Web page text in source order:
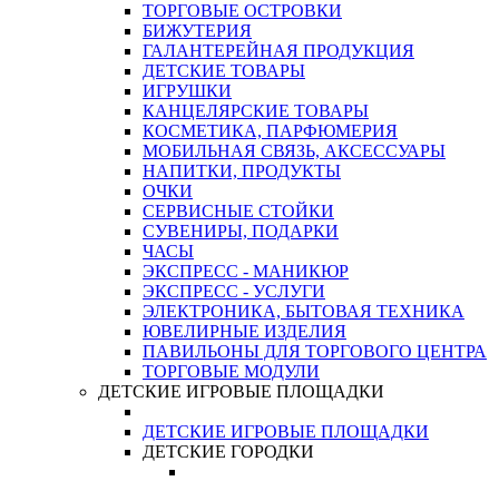
ТОРГОВЫЕ ОСТРОВКИ
БИЖУТЕРИЯ
ГАЛАНТЕРЕЙНАЯ ПРОДУКЦИЯ
ДЕТСКИЕ ТОВАРЫ
ИГРУШКИ
КАНЦЕЛЯРСКИЕ ТОВАРЫ
КОСМЕТИКА, ПАРФЮМЕРИЯ
МОБИЛЬНАЯ СВЯЗЬ, АКСЕССУАРЫ
НАПИТКИ, ПРОДУКТЫ
ОЧКИ
СЕРВИСНЫЕ СТОЙКИ
СУВЕНИРЫ, ПОДАРКИ
ЧАСЫ
ЭКСПРЕСС - МАНИКЮР
ЭКСПРЕСС - УСЛУГИ
ЭЛЕКТРОНИКА, БЫТОВАЯ ТЕХНИКА
ЮВЕЛИРНЫЕ ИЗДЕЛИЯ
ПАВИЛЬОНЫ ДЛЯ ТОРГОВОГО ЦЕНТРА
ТОРГОВЫЕ МОДУЛИ
ДЕТСКИЕ ИГРОВЫЕ ПЛОЩАДКИ
ДЕТСКИЕ ИГРОВЫЕ ПЛОЩАДКИ
ДЕТСКИЕ ГОРОДКИ